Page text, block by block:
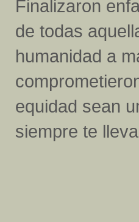
Finalizaron
de todas
humanidad a
equidad sean
siempre te